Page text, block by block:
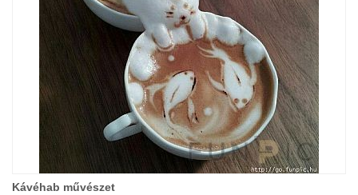
Kávéhab művészet